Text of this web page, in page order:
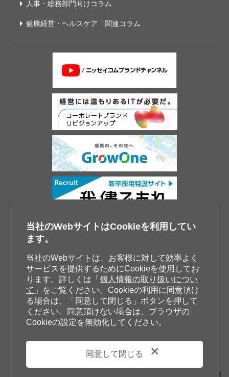
人事・総務部門向けコラム
健康経営・ヘルスケア 関連コラム
当社のWebサイトはCookieを利用してい
ます。
当社のWebサイトは、お客様に対して効率よく
サービスを提供するためにCookieを使用してお
ります。詳しくは「 個人情報の取り扱いについ
て 」をご覧ください。Cookieの利用に同意頂け
る場合は、「同意して閉じる」ボタンを押して
ください。同意頂けない場合は、ブラウザの
Cookieの設定を無効化してください。
同意して閉じる